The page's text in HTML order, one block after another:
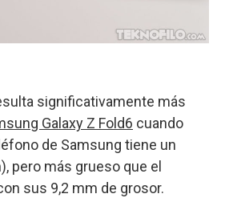
significativamente más
Galaxy Z Fold6 cuando
de Samsung tiene un
pero más grueso que el
sus 9,2 mm de grosor.